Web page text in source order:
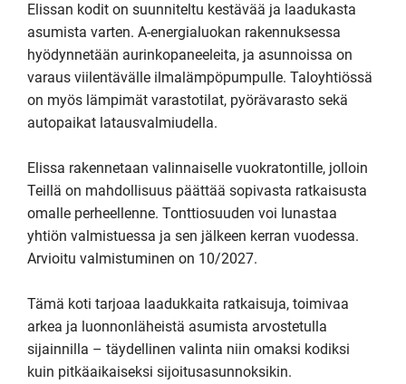
Elissan kodit on suunniteltu kestävää ja laadukasta
asumista varten. A-energialuokan rakennuksessa
hyödynnetään aurinkopaneeleita, ja asunnoissa on
varaus viilentävälle ilmalämpöpumpulle. Taloyhtiössä
on myös lämpimät varastotilat, pyörävarasto sekä
autopaikat latausvalmiudella.
Elissa rakennetaan valinnaiselle vuokratontille, jolloin
Teillä on mahdollisuus päättää sopivasta ratkaisusta
omalle perheellenne. Tonttiosuuden voi lunastaa
yhtiön valmistuessa ja sen jälkeen kerran vuodessa.
Arvioitu valmistuminen on 10/2027.
Tämä koti tarjoaa laadukkaita ratkaisuja, toimivaa
arkea ja luonnonläheistä asumista arvostetulla
sijainnilla – täydellinen valinta niin omaksi kodiksi
kuin pitkäaikaiseksi sijoitusasunnoksikin.